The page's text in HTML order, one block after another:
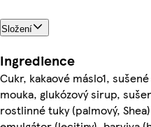
Složení
Ingredience
Cukr, kakaové máslo1,
mouka, glukózový sirup,
rostlinné tuky (palmový,